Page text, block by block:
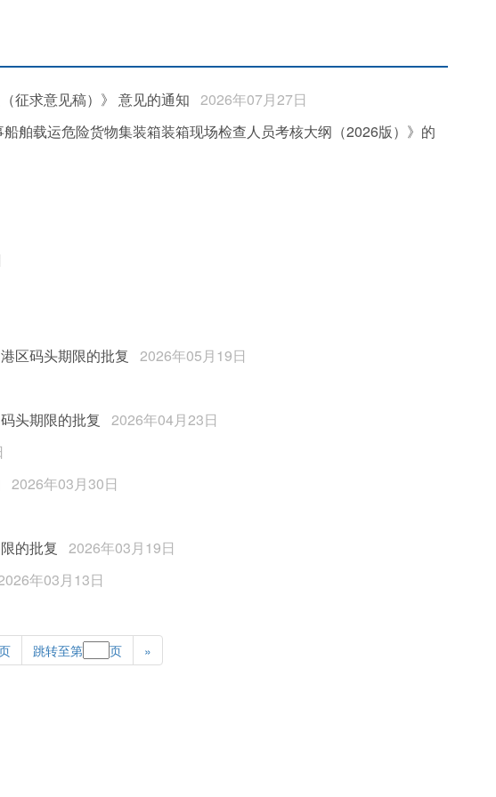
征求意见稿）》 意见的通知 2026年07月27日
舶载运危险货物集装箱装箱现场检查人员考核大纲（2026版）》的
区码头期限的批复
2026年05月19日
头期限的批复
2026年04月23日
2026年03月30日
的批复
2026年03月19日
年03月13日
跳转至第 页 »